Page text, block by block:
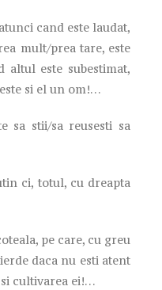
cand este laudat,
mult/prea tare, este
este subestimat,
si el un om!…
sa stii/sa reusesti sa
ci, totul, cu dreapta
pe care, cu greu
daca nu esti atent
cultivarea ei!…